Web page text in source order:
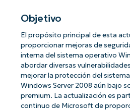
Objetivo
El propósito principal de esta
proporcionar mejoras de
interna del sistema operativo
abordar diversas
mejorar la protección del
Windows Server 2008 aún bajo
premium. La actualización es
continuo de Microsoft de